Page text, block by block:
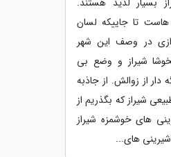
هاست تا جاییکه لسان
در وصف این شهر
شیراز و وضع بی
دار از زوالش. از جاذبه
شیراز که بگذریم از
های خوشمزه شیراز
های...